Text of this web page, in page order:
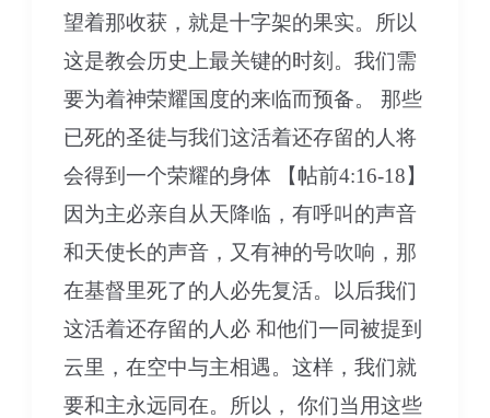
望着那收获，就是十字架的果实。所以
这是教会历史上最关键的时刻。我们需
要为着神荣耀国度的来临而预备。 那些
已死的圣徒与我们这活着还存留的人将
会得到一个荣耀的身体 【帖前4:16-18】
因为主必亲自从天降临，有呼叫的声音
和天使长的声音，又有神的号吹响，那
在基督里死了的人必先复活。以后我们
这活着还存留的人必 和他们一同被提到
云里，在空中与主相遇。这样，我们就
要和主永远同在。所以， 你们当用这些